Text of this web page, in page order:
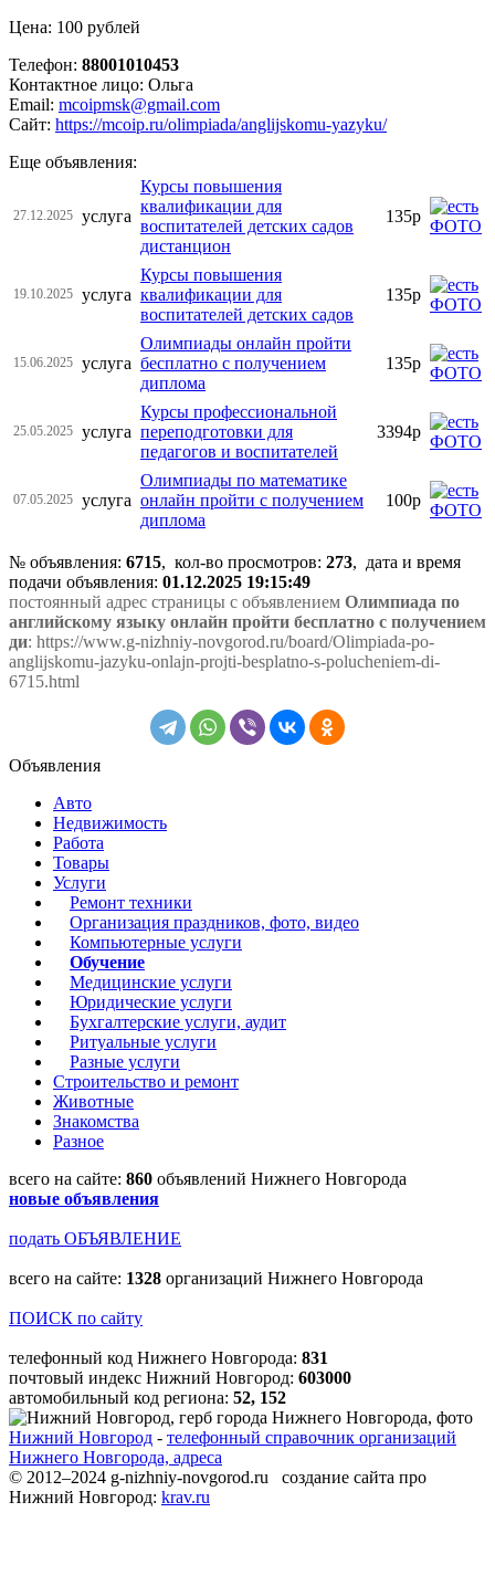
Цена: 100 рублей
Телефон: 88001010453
Контактное лицо: Ольга
Email: mcoipmsk@gmail.com
Сайт: https://mcoip.ru/olimpiada/anglijskomu-yazyku/
Еще объявления:
27.12.2025 услуга
Курсы повышения
квалификации для
воспитателей детских садов
дистанцион
135р
19.10.2025 услуга
Курсы повышения
квалификации для
воспитателей детских садов
135р
15.06.2025 услуга
Олимпиады онлайн пройти
бесплатно с получением
диплома
135р
25.05.2025 услуга
Курсы профессиональной
переподготовки для
педагогов и воспитателей
3394р
07.05.2025 услуга
Олимпиады по математике
онлайн пройти с получением
диплома
100р
№ объявления: 6715, кол-во просмотров: 273, дата и время
подачи объявления: 01.12.2025 19:15:49
постоянный адрес страницы с объявлением Олимпиада по
английскому языку онлайн пройти бесплатно с получением
ди: https://www.g-nizhniy-novgorod.ru/board/Olimpiada-po-
anglijskomu-jazyku-onlajn-projti-besplatno-s-polucheniem-di-
6715.html
Объявления
Авто
Недвижимость
Работа
Товары
Услуги
Ремонт техники
Организация праздников, фото, видео
Компьютерные услуги
Обучение
Медицинские услуги
Юридические услуги
Бухгалтерские услуги, аудит
Ритуальные услуги
Разные услуги
Строительство и ремонт
Животные
Знакомства
Разное
всего на сайте: 860 объявлений Нижнего Новгорода
новые объявления
подать ОБЪЯВЛЕНИЕ
всего на сайте: 1328 организаций Нижнего Новгорода
ПОИСК по сайту
телефонный код Нижнего Новгорода: 831
почтовый индекс Нижний Новгород: 603000
автомобильный код региона: 52, 152
Нижний Новгород - телефонный справочник организаций
Нижнего Новгорода, адреса
© 2012–2024 g-nizhniy-novgorod.ru создание сайта про
Нижний Новгород: krav.ru